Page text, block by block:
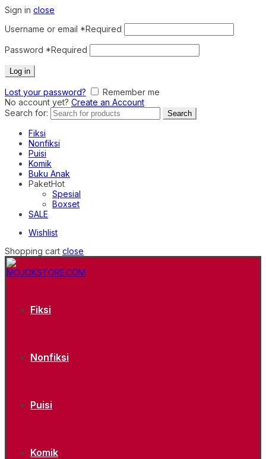
Sign in close
Username or email *Required
Password *Required
Log in
Lost your password?
Remember me
No account yet? Create an Account
Search for:
Search
Fiksi
Nonfiksi
Puisi
Komik
Buku Anak
PaketHot
Spesial
Boxset
SALE
Wishlist
Shopping cart close
Fiksi
Nonfiksi
Puisi
Komik